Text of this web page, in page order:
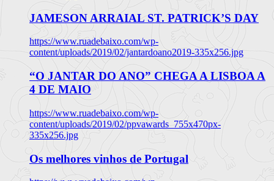
JAMESON ARRAIAL ST. PATRICK’S DAY
https://www.ruadebaixo.com/wp-
content/uploads/2019/02/jantardoano2019-335x256.jpg
“O JANTAR DO ANO” CHEGA A LISBOA A
4 DE MAIO
https://www.ruadebaixo.com/wp-
content/uploads/2019/02/ppvawards_755x470px-
335x256.jpg
Os melhores vinhos de Portugal